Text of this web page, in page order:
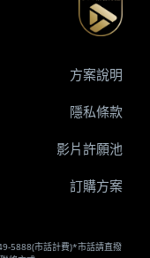
5888(市話計費)*市話請直撥
方案說明
隱私條款
影片許願池
訂購方案